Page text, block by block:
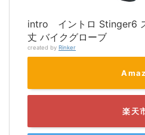
intro イントロ Stinger6
丈 バイクグローブ
created by Rinker
楽天